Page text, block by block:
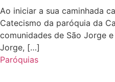
Ao iniciar a sua caminhada
Catecismo da paróquia da
comunidades de São Jorge
Jorge, […]
Paróquias